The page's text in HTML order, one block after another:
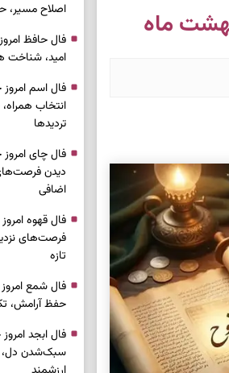
اصلاح مسیر،
امید، شناخت
انتخاب
تردیدها
دیدن
اضافی
فرصت‌های
تازه
حفظ آرامش،
سبک‌شدن دل،